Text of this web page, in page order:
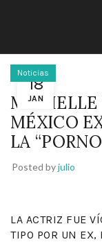
18
JAN
Noticias
MICHELLE
MÉXICO
LA
Posted byjulio
LA ACTRIZ FUE
TIPO POR UN EX,